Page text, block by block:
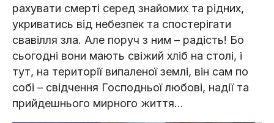
рахувати смерті серед знайомих та рідних,
укриватись від небезпек та спостерігати
свавілля зла. Але поруч з ним – радість! Бо
сьогодні вони мають свіжий хліб на столі, і
тут, на території випаленої землі, він сам по
собі – свідчення Господньої любові, надії та
прийдешнього мирного життя…